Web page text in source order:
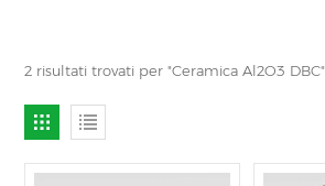
2 risultati trovati per "Ceramica Al2O3 DBC"